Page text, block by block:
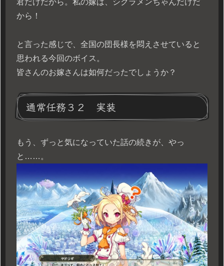
君だけだから。私の嫁は、シクラメンちゃんだけだ
から！
と言った感じで、全国の団長様を悶えさせていると
思われる今回のボイス。
皆さんのお嫁さんは如何だったでしょうか？
通常任務３２ 実装
もう、ずっと気になっていた話の続きが、やっ
と……。